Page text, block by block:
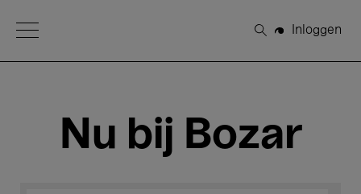
Open Menu
Zoeken
Inloggen
Nu bij Bozar